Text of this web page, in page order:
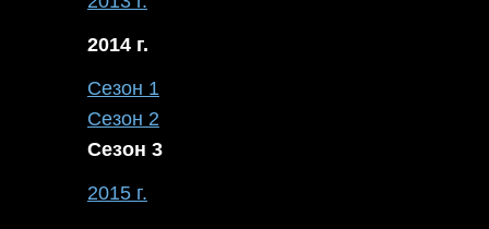
2014 г.
Сезон 1
Сезон 2
Сезон 3
2015 г.